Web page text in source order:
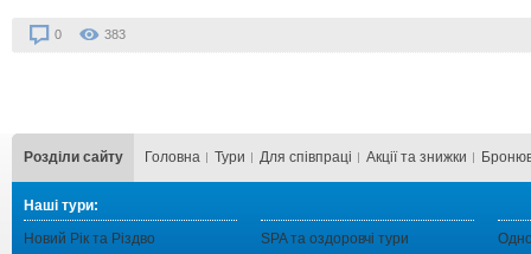
0 383
Розділи сайту Головна Тури Для cпівпраці Акції та знижки
Наші тури:
Новий Рік та Різдво
SPA та оздоровчі тури